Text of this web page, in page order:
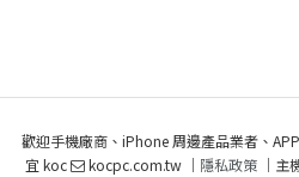
歡迎手機廠商、iPhone 周邊產品業者、
宜 koc
kocpc.com.tw ｜ 隱私政策｜主